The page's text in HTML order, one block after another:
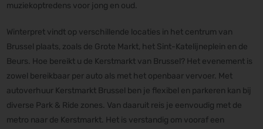
muziekoptredens voor jong en oud.
Winterpret vindt op verschillende locaties in het centrum van
Brussel plaats, zoals de Grote Markt, het Sint-Katelijneplein en de
Beurs. Hoe bereikt u de Kerstmarkt van Brussel? Het evenement is
zowel bereikbaar per auto als met het openbaar vervoer. Met
autoverhuur Kerstmarkt Brussel ben je flexibel en parkeren kan bij
diverse Park & Ride zones. Van daaruit reis je eenvoudig met de
metro naar de Kerstmarkt. Het is verstandig om vooraf een